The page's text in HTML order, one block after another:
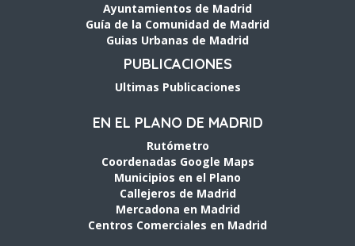
Ayuntamientos de Madrid
Guía de la Comunidad de Madrid
Guias Urbanas de Madrid
PUBLICACIONES
Ultimas Publicaciones
EN EL PLANO DE MADRID
Rutómetro
Coordenadas Google Maps
Municipios en el Plano
Callejeros de Madrid
Mercadona en Madrid
Centros Comerciales en Madrid